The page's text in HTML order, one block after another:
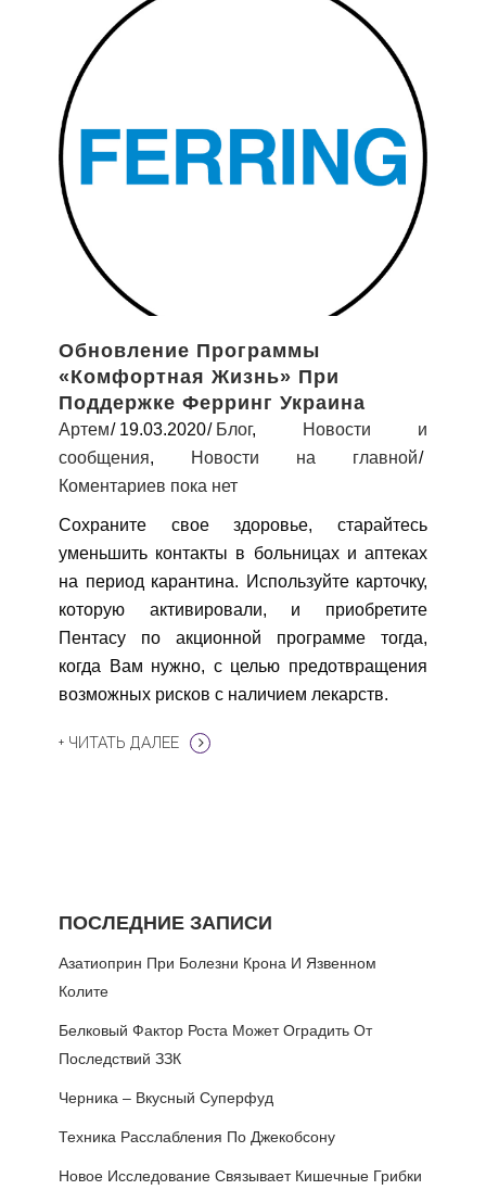
Обновление Программы
«Комфортная Жизнь» При
Поддержке Ферринг Украина
Артем 19.03.2020 Блог,
Новости и
сообщения,
Новости на главной
Коментариев пока нет
Сохраните свое здоровье, старайтесь
уменьшить контакты в больницах и аптеках
на период карантина. Используйте карточку,
которую активировали, и приобретите
Пентасу по акционной программе тогда,
когда Вам нужно, с целью предотвращения
возможных рисков с наличием лекарств.
+ ЧИТАТЬ ДАЛЕЕ
ПОСЛЕДНИЕ ЗАПИСИ
Азатиоприн При Болезни Крона И Язвенном
Колите
Белковый Фактор Роста Может Оградить От
Последствий ЗЗК
Черника – Вкусный Суперфуд
Техника Расслабления По Джекобсону
Новое Исследование Связывает Кишечные Грибки